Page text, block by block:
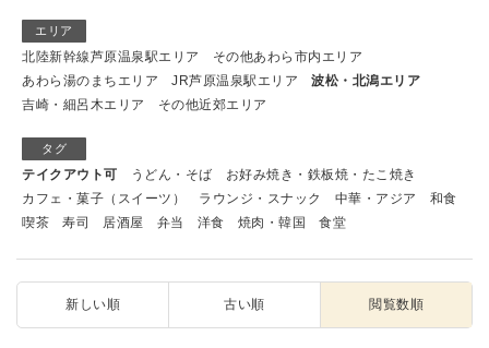
エリア
北陸新幹線芦原温泉駅エリア
その他あわら市内エリア
あわら湯のまちエリア
JR芦原温泉駅エリア
波松・北潟エリア
吉崎・細呂木エリア
その他近郊エリア
タグ
テイクアウト可 うどん・そば
お好み焼き・鉄板焼・たこ焼き
カフェ・菓子（スイーツ）
ラウンジ・スナック 中華・アジア
和食
喫茶
寿司 居酒屋 弁当 洋食 焼肉・韓国 食堂
新しい順 古い順 閲覧数順